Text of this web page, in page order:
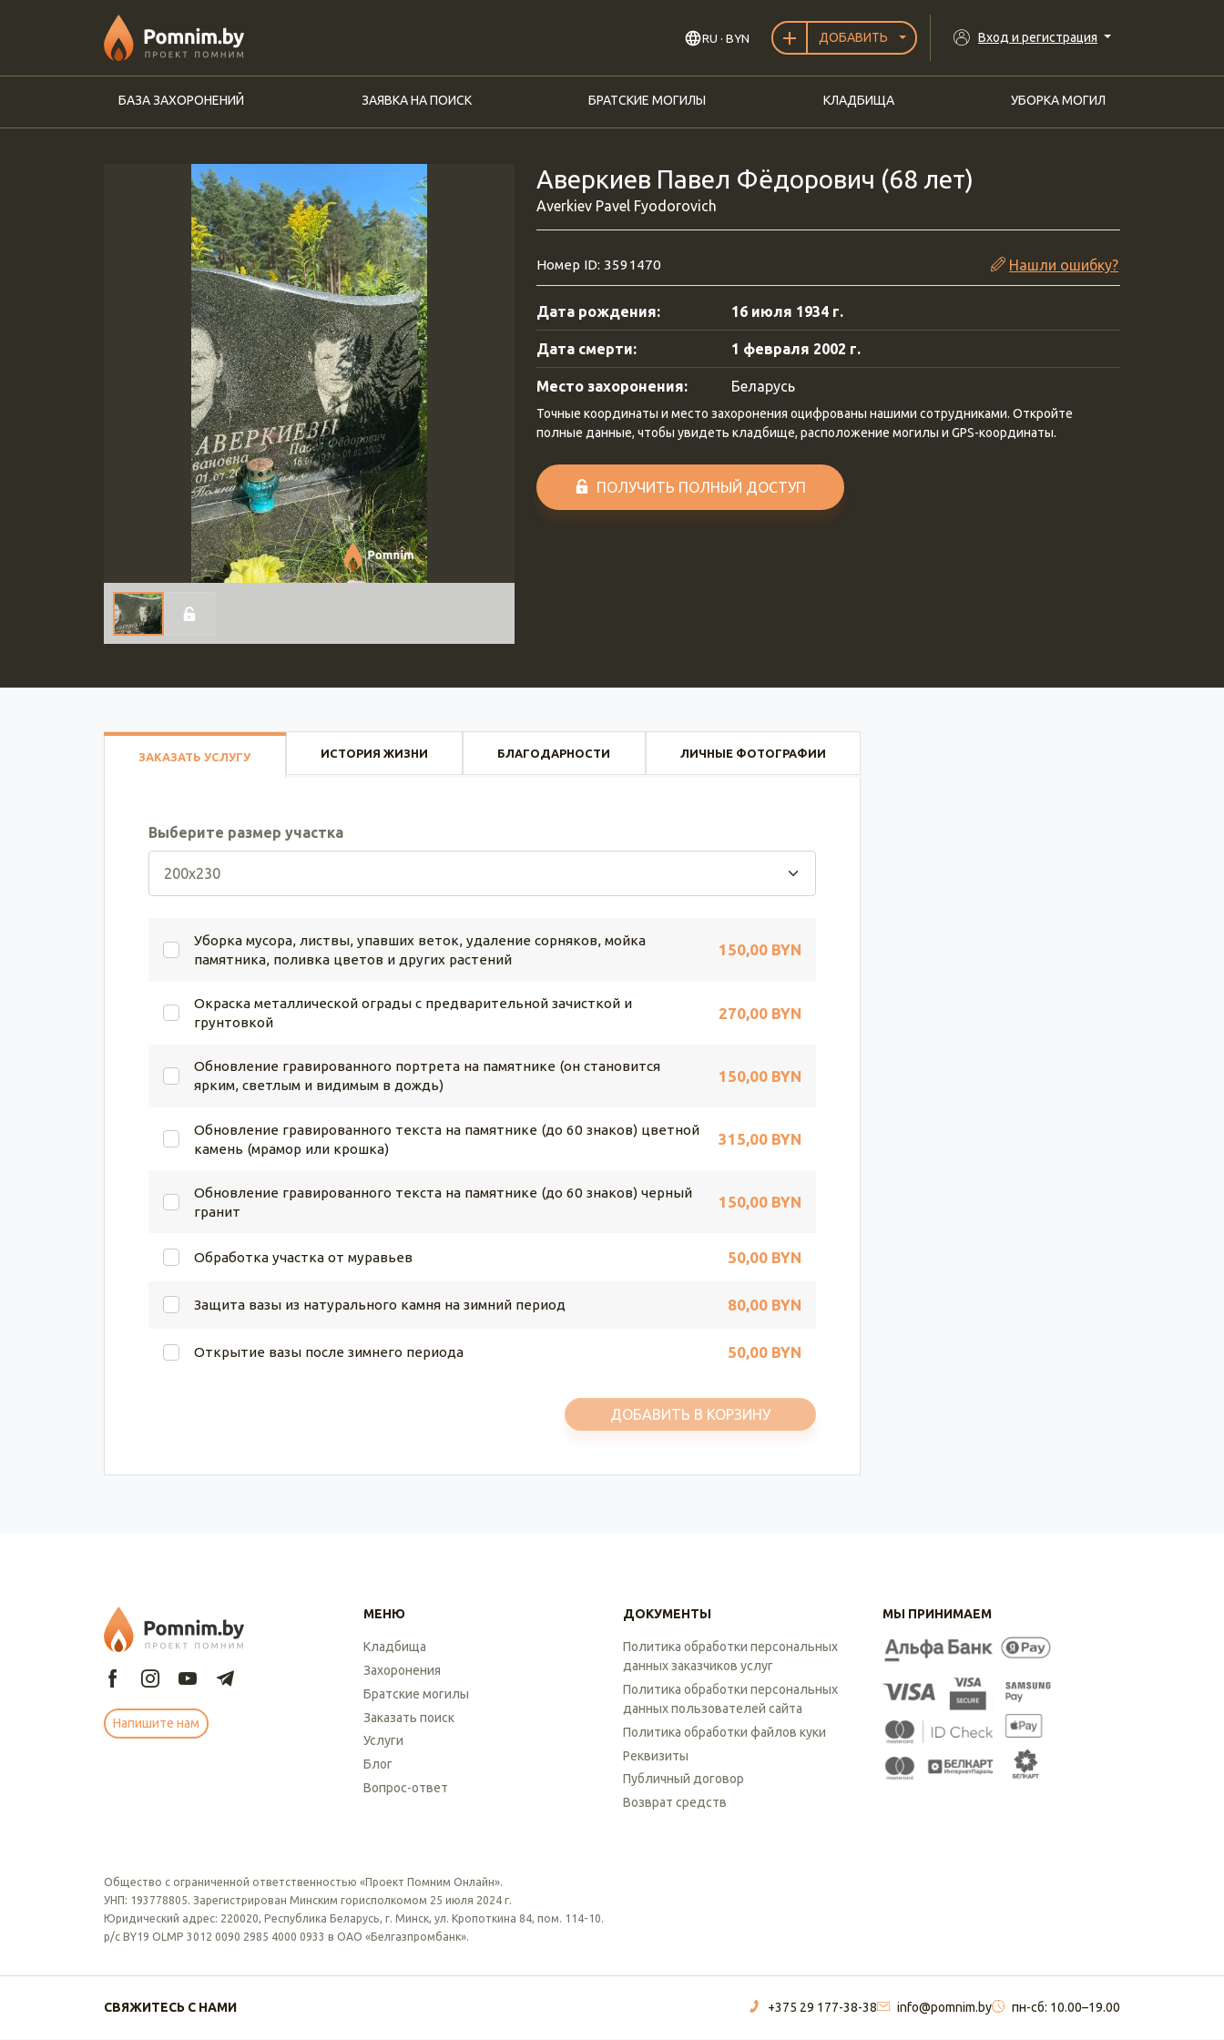
RU · BYN ДОБАВИТЬ Вход и регистрация
БАЗА ЗАХОРОНЕНИЙ ЗАЯВКА НА ПОИСК БРАТСКИЕ МОГИЛЫ КЛАДБИЩА УБОРКА МОГИЛ
Аверкиев Павел Фёдорович (68 лет)
Averkiev Pavel Fyodorovich
Номер ID: 3591470 Нашли ошибку?
Дата рождения: 16 июля 1934 г.
Дата смерти: 1 февраля 2002 г.
Место захоронения: Беларусь
Точные координаты и место захоронения оцифрованы нашими сотрудниками. Откройте
полные данные, чтобы увидеть кладбище, расположение могилы и GPS-координаты.
ПОЛУЧИТЬ ПОЛНЫЙ ДОСТУП
ЗАКАЗАТЬ УСЛУГУ ИСТОРИЯ ЖИЗНИ БЛАГОДАРНОСТИ ЛИЧНЫЕ ФОТОГРАФИИ
Выберите размер участка
Уборка мусора, листвы, упавших веток, удаление сорняков, мойка
памятника, поливка цветов и других растений
150,00 BYN
Окраска металлической ограды с предварительной зачисткой и
грунтовкой
270,00 BYN
Обновление гравированного портрета на памятнике (он становится
ярким, светлым и видимым в дождь)
150,00 BYN
Обновление гравированного текста на памятнике (до 60 знаков) цветной
камень (мрамор или крошка)
315,00 BYN
Обновление гравированного текста на памятнике (до 60 знаков) черный
гранит
150,00 BYN
Обработка участка от муравьев 50,00 BYN
Защита вазы из натурального камня на зимний период 80,00 BYN
Открытие вазы после зимнего периода 50,00 BYN
ДОБАВИТЬ В КОРЗИНУ
Напишите нам
МЕНЮ
Кладбища
Захоронения
Братские могилы
Заказать поиск
Услуги
Блог
Вопрос-ответ
ДОКУМЕНТЫ
Политика обработки персональных
данных заказчиков услуг
Политика обработки персональных
данных пользователей сайта
Политика обработки файлов куки
Реквизиты
Публичный договор
Возврат средств
МЫ ПРИНИМАЕМ
Общество с ограниченной ответственностью «Проект Помним Онлайн».
УНП: 193778805. Зарегистрирован Минским горисполкомом 25 июля 2024 г.
Юридический адрес: 220020, Республика Беларусь, г. Минск, ул. Кропоткина 84, пом. 114-10.
р/с BY19 OLMP 3012 0090 2985 4000 0933 в ОАО «Белгазпромбанк».
СВЯЖИТЕСЬ С НАМИ +375 29 177-38-38 info@pomnim.by пн-сб: 10.00–19.00